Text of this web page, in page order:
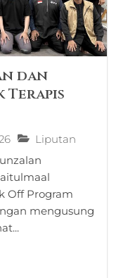
dan
Terapis
Liputan
Off Program
mengusung